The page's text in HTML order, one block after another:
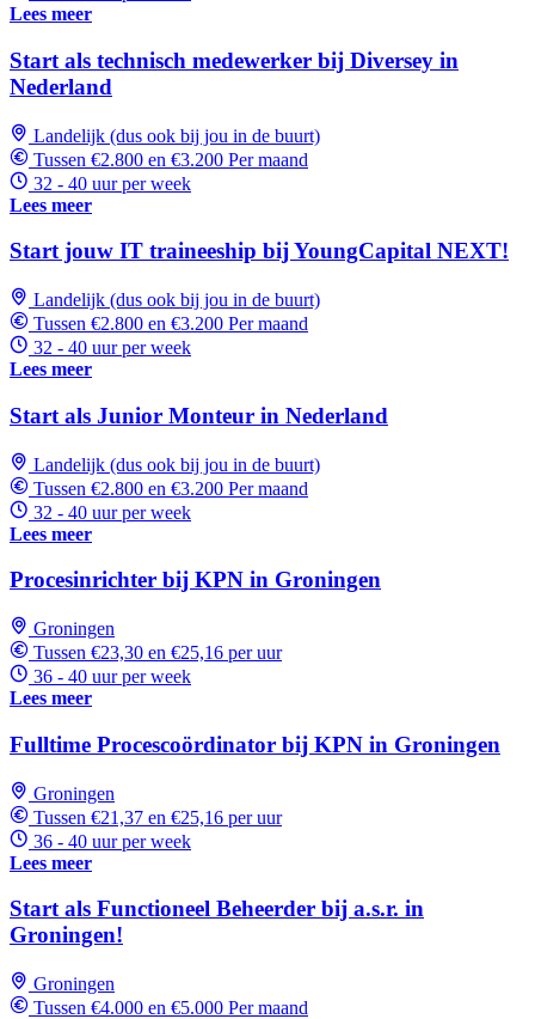
Lees meer
Start als technisch medewerker bij Diversey in
Nederland
Landelijk (dus ook bij jou in de buurt)
Tussen €2.800 en €3.200 Per maand
32 - 40 uur per week
Lees meer
Start jouw IT traineeship bij YoungCapital NEXT!
Landelijk (dus ook bij jou in de buurt)
Tussen €2.800 en €3.200 Per maand
32 - 40 uur per week
Lees meer
Start als Junior Monteur in Nederland
Landelijk (dus ook bij jou in de buurt)
Tussen €2.800 en €3.200 Per maand
32 - 40 uur per week
Lees meer
Procesinrichter bij KPN in Groningen
Groningen
Tussen €23,30 en €25,16 per uur
36 - 40 uur per week
Lees meer
Fulltime Procescoördinator bij KPN in Groningen
Groningen
Tussen €21,37 en €25,16 per uur
36 - 40 uur per week
Lees meer
Start als Functioneel Beheerder bij a.s.r. in
Groningen!
Groningen
Tussen €4.000 en €5.000 Per maand